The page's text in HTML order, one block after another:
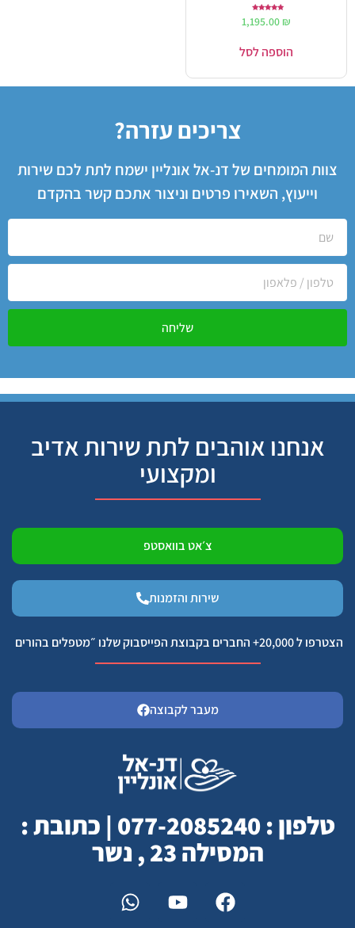
5.00
1,195.00 ₪
הוספה לסל
צריכים עזרה?
צוות המומחים של דנ-אל אונליין ישמח לתת לכם שירות
וייעוץ, השאירו פרטים וניצור אתכם קשר בהקדם
שליחה
אנחנו אוהבים לתת שירות אדיב
ומקצועי
צ׳אט בוואסטפ
שירות והזמנות
הצטרפו ל 20,000+ החברים בקבוצת הפייסבוק שלנו ״מטפלים בהורים
מעבר לקבוצה
טלפון : 077-2085240 | כתובת :
המסילה 23 , נשר